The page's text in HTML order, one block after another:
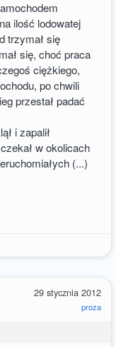
ilość lodowatej
trzymał się
się, choć praca
ciężkiego,
po chwili
przestał padać
i zapalił
w okolicach
(...)
29 stycznia 2012
proza